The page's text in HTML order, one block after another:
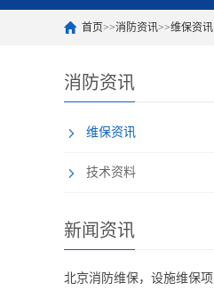
首页>>消防资讯>>维保资讯
消防资讯
维保资讯
技术资料
新闻资讯